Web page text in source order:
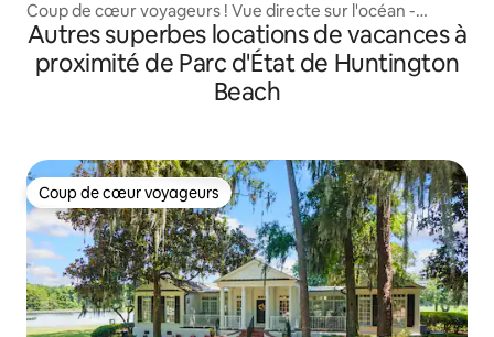
Coup de cœur voyageurs ! Vue directe sur l'océan -
St.Clement
Autres superbes locations de vacances à
proximité de Parc d'État de Huntington
Beach
Coup de cœur voyageurs
Coup de cœur voyageurs